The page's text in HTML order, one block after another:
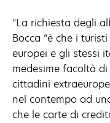
“La richiesta degli
Bocca “è che i
europei e gli stessi
medesime facoltà
cittadini
nel contempo ad
che le carte di